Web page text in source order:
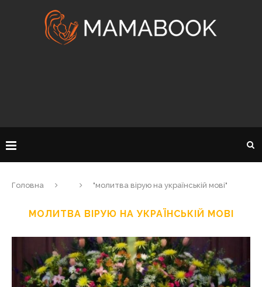
Головна "молитва вірую на українській мові"
МОЛИТВА ВІРУЮ НА УКРАЇНСЬКІЙ МОВІ